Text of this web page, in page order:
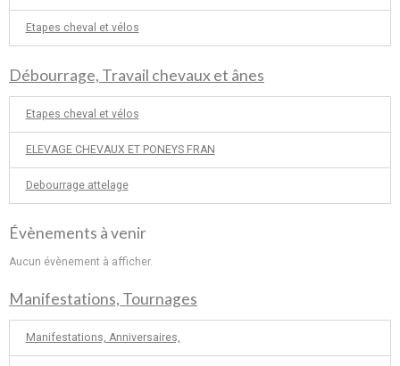
Etapes cheval et vélos
Débourrage, Travail chevaux et ânes
Etapes cheval et vélos
ELEVAGE CHEVAUX ET PONEYS FRAN
Debourrage attelage
Évènements à venir
Aucun évènement à afficher.
Manifestations, Tournages
Manifestations, Anniversaires,